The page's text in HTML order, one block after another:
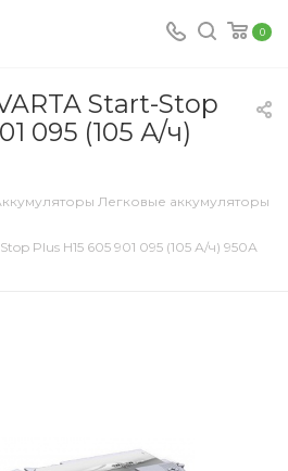
0
Start-Stop
095 (105 А/ч)
Легковые аккумуляторы
Plus H15 605 901 095 (105 А/ч) 950А